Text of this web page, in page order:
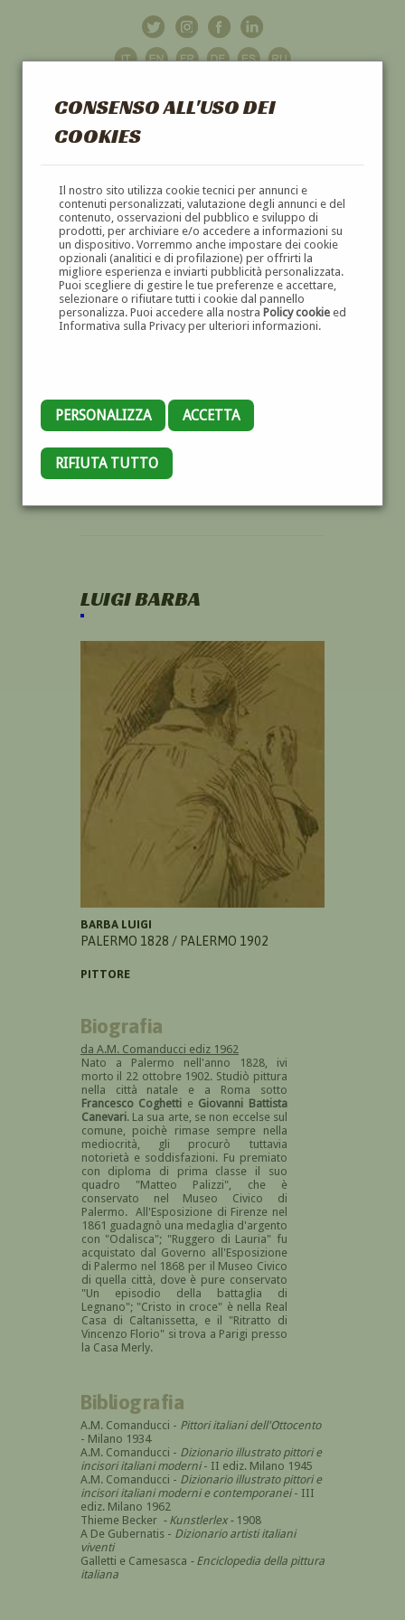
CONSENSO ALL'USO DEI
COOKIES
Il nostro sito utilizza cookie tecnici per annunci e
contenuti personalizzati, valutazione degli annunci e del
contenuto, osservazioni del pubblico e sviluppo di
prodotti, per archiviare e/o accedere a informazioni su
un dispositivo. Vorremmo anche impostare dei cookie
opzionali (analitici e di profilazione) per offrirti la
migliore esperienza e inviarti pubblicità personalizzata.
Puoi scegliere di gestire le tue preferenze e accettare,
selezionare o rifiutare tutti i cookie dal pannello
personalizza. Puoi accedere alla nostra Policy cookieed
Informativa sulla Privacy per ulteriori informazioni.
PERSONALIZZA ACCETTA
RIFIUTA TUTTO
GALLERIAD'ARTE
DIPINTI E SCULTURE '800 E '900
LUIGI BARBA
BARBA LUIGI
PALERMO 1828 / PALERMO 1902
PITTORE
Biografia
da A.M. Comanducci ediz 1962
Nato a Palermo nell'anno 1828, ivi
morto il 22 ottobre 1902. Studiò pittura
nella città natale e a Roma sotto
Francesco Coghetti e Giovanni Battista
Canevari. La sua arte, se non eccelse sul
comune, poichè rimase sempre nella
mediocrità, gli procurò tuttavia
notorietà e soddisfazioni. Fu premiato
con diploma di prima classe il suo
quadro "Matteo Palizzi", che è
conservato nel Museo Civico di
Palermo. All'Esposizione di Firenze nel
1861 guadagnò una medaglia d'argento
con "Odalisca"; "Ruggero di Lauria" fu
acquistato dal Governo all'Esposizione
di Palermo nel 1868 per il Museo Civico
di quella città, dove è pure conservato
"Un episodio della battaglia di
Legnano"; "Cristo in croce" è nella Real
Casa di Caltanissetta, e il "Ritratto di
Vincenzo Florio" si trova a Parigi presso
la Casa Merly.
Bibliografia
A.M. Comanducci - Pittori italiani dell'Ottocento
- Milano 1934
A.M. Comanducci - Dizionario illustrato pittori e
incisori italiani moderni- II ediz. Milano 1945
A.M. Comanducci - Dizionario illustrato pittori e
incisori italiani moderni e contemporanei- III
ediz. Milano 1962
Thieme Becker - Kunstlerlex- 1908
A De Gubernatis - Dizionario artisti italiani
viventi
Galletti e Camesasca - Enciclopedia della pittura
italiana